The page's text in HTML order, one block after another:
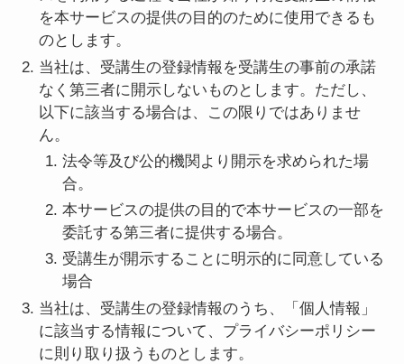
を本サービスの提供の目的のために使用できるも
のとします。
当社は、受講生の登録情報を受講生の事前の承諾
なく第三者に開示しないものとします。ただし、
以下に該当する場合は、この限りではありませ
ん。
法令等及び公的機関より開示を求められた場
合。
本サービスの提供の目的で本サービスの一部を
委託する第三者に提供する場合。
受講生が開示することに明示的に同意している
場合
当社は、受講生の登録情報のうち、「個人情報」
に該当する情報について、プライバシーポリシー
に則り取り扱うものとします。